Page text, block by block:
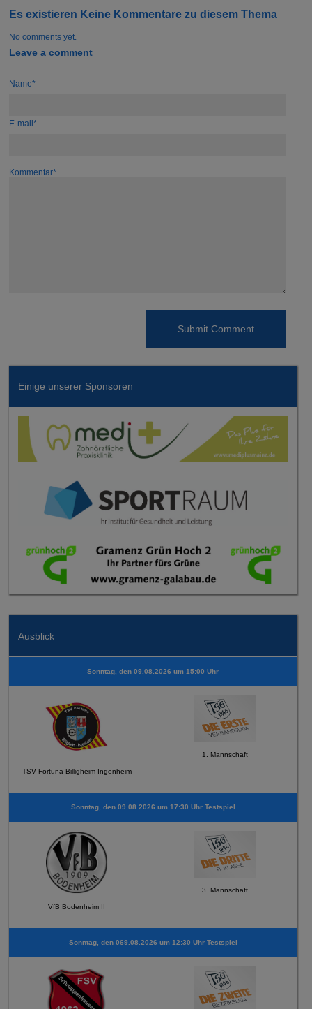
Es existieren Keine Kommentare zu diesem Thema
No comments yet.
Leave a comment
Name*
E-mail*
Kommentar*
Einige unserer Sponsoren
Ausblick
Sonntag, den 09.08.2026 um 15:00 Uhr
TSV Fortuna Billigheim-Ingenheim
1. Mannschaft
Sonntag, den 09.08.2026 um 17:30 Uhr Testspiel
VfB Bodenheim II
3. Mannschaft
Sonntag, den 069.08.2026 um 12:30 Uhr Testspiel